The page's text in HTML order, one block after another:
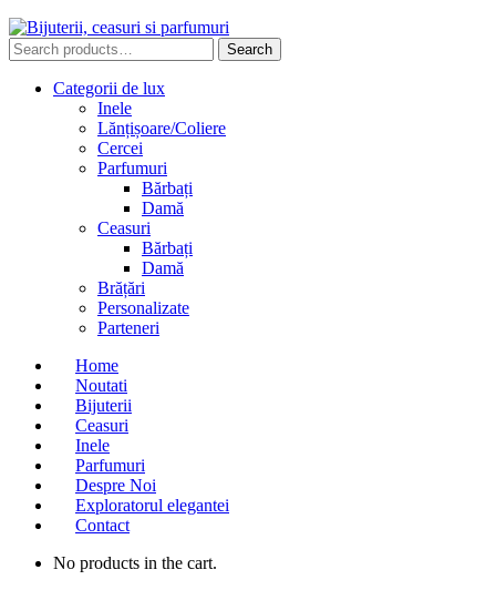
Search
for:
Search
Categorii de lux
Inele
Lănțișoare/Coliere
Cercei
Parfumuri
Bărbați
Damă
Ceasuri
Bărbați
Damă
Brățări
Personalizate
Parteneri
Home
Noutati
Bijuterii
Ceasuri
Inele
Parfumuri
Despre Noi
Exploratorul elegantei
Contact
No products in the cart.